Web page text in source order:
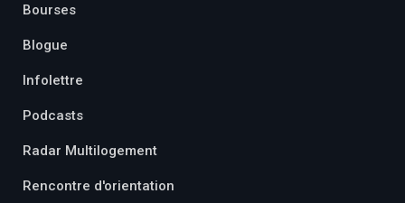
Bourses
Blogue
Infolettre
Podcasts
Radar Multilogement
Rencontre d'orientation